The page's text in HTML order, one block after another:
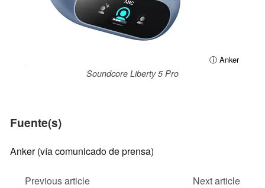
ⓘ Anker
Soundcore Liberty 5 Pro
Fuente(s)
Anker (vía comunicado de prensa)
Previous article
Next article